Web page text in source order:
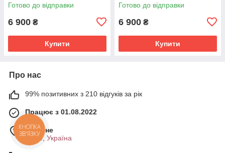
Готово до відправки
6 900 ₴
Купити
Готово до відправки
6 900 ₴
Купити
Про нас
99% позитивних з 210 відгуків за рік
Працює з 01.08.2022
м. Рівне
Рівне, Україна
КНОПКА
ЗВ'ЯЗКУ